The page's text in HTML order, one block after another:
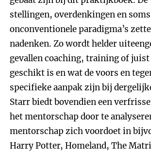
stellingen, overdenkingen en soms
onconventionele paradigma’s
nadenken. Zo wordt helder
gevallen coaching, training of
geschikt is en wat de voors en
specifieke aanpak zijn bij
Starr biedt bovendien een
het mentorschap door te
mentorschap zich voordoet in
Harry Potter, Homeland, The